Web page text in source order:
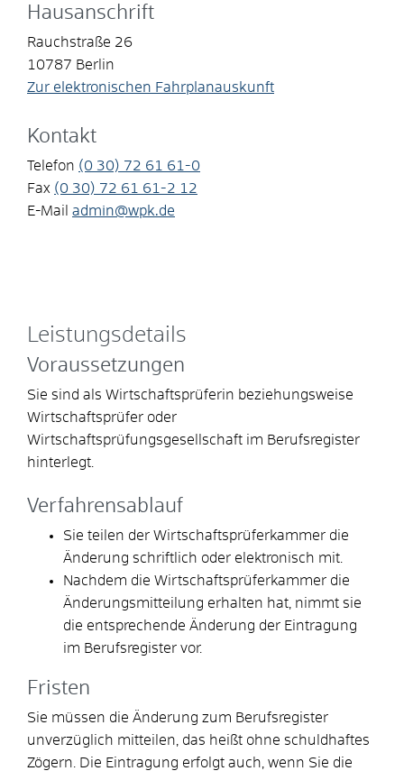
Hausanschrift
Rauchstraße 26
10787 Berlin
Zur elektronischen Fahrplanauskunft
Kontakt
Telefon (0 30) 72 61
61-0
Fax (0 30) 72 61 61-2 12
E-Mail admin@wpk.de
Leistungsdetails
Voraussetzungen
Sie sind als Wirtschaftsprüferin beziehungsweise
Wirtschaftsprüfer oder
Wirtschaftsprüfungsgesellschaft im Berufsregister
hinterlegt.
Verfahrensablauf
Sie teilen der Wirtschaftsprüferkammer die
Änderung schriftlich oder elektronisch mit.
Nachdem die Wirtschaftsprüferkammer die
Änderungsmitteilung erhalten hat, nimmt sie
die entsprechende Änderung der Eintragung
im Berufsregister vor.
Fristen
Sie müssen die Änderung zum Berufsregister
unverzüglich mitteilen, das heißt ohne schuldhaftes
Zögern. Die Eintragung erfolgt auch, wenn Sie die